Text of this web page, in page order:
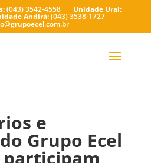
(043) 3542-4558 Unidade Uraí:
Andirá:(043) 3538-1727
e
Grupo Ecel
participam